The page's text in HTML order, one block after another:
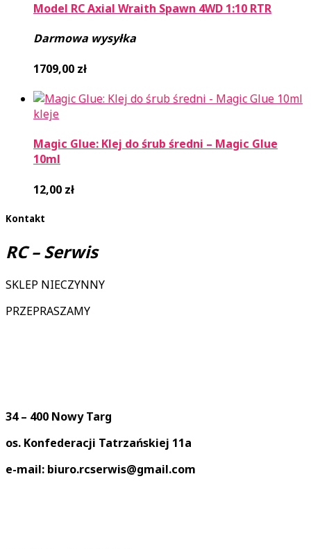
Model RC Axial Wraith Spawn 4WD 1:10 RTR
Darmowa wysyłka
1709,00 zł
kleje
Magic Glue: Klej do śrub średni – Magic Glue
10ml
12,00 zł
Kontakt
RC – Serwis
SKLEP NIECZYNNY
PRZEPRASZAMY
34 – 400 Nowy Targ
os. Konfederacji Tatrzańskiej 11a
e-mail: biuro.rcserwis@gmail.com